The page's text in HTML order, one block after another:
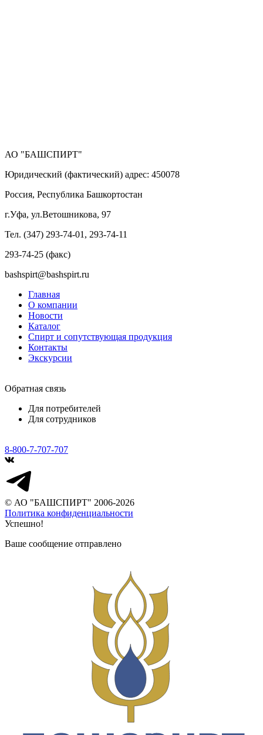
АО "БАШСПИРТ"
Юридический (фактический) адрес: 450078
Россия, Республика Башкортостан
г.Уфа, ул.Ветошникова, 97
Тел. (347) 293-74-01, 293-74-11
293-74-25 (факс)
bashspirt@bashspirt.ru
Главная
О компании
Новости
Каталог
Спирт и сопутствующая продукция
Контакты
Экскурсии
Обратная связь
Для потребителей
Для сотрудников
8-800-7-707-707
© АО "БАШСПИРТ" 2006-2026
Политика конфиденциальности
Успешно!
Ваше сообщение отправлено